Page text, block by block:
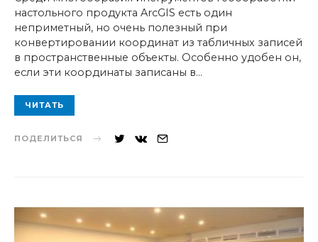
настольного продукта ArcGIS есть один
неприметный, но очень полезный при
конвертировании координат из табличных записей
в пространственные объекты. Особенно удобен он,
если эти координаты записаны в…
ЧИТАТЬ
ПОДЕЛИТЬСЯ